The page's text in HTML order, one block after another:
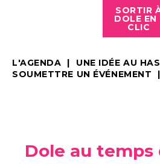
SORTIR
DOLE EN
CLIC
L'AGENDA
UNE IDÉE AU
SOUMETTRE UN ÉVÉNEMENT
Dole au temps